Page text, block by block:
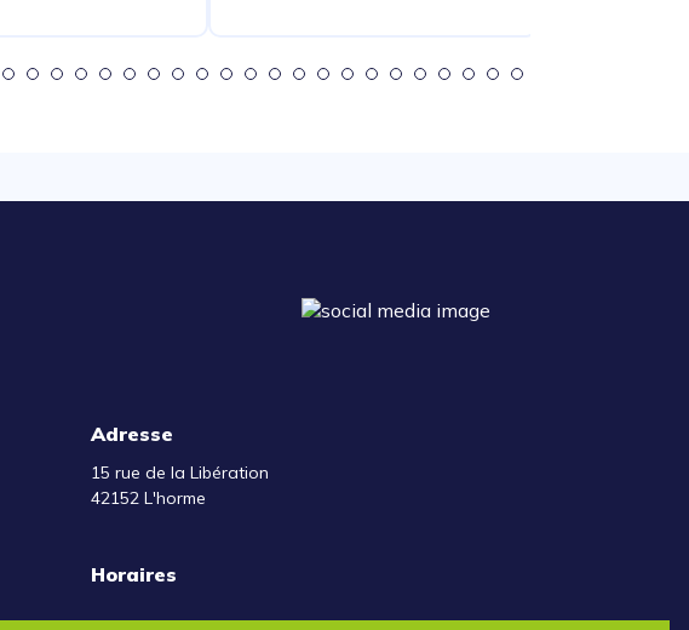
Adresse
15 rue de la Libération
42152 L'horme
Horaires